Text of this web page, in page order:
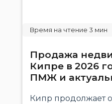
Продажа
Кипре в 2026
ПМЖ и
Кипр продолжает